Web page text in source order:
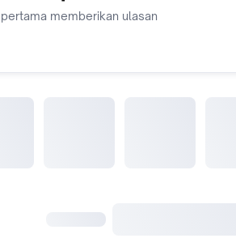
memberikan ulasan